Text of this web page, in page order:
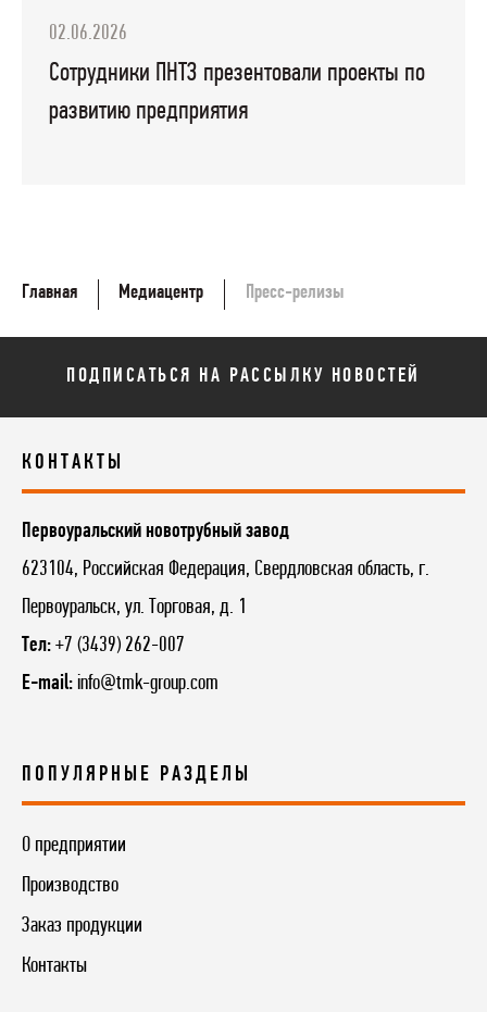
02.06.2026
Сотрудники ПНТЗ презентовали проекты по
развитию предприятия
Главная Медиацентр Пресс-релизы
ПОДПИСАТЬСЯ НА РАССЫЛКУ НОВОСТЕЙ
КОНТАКТЫ
Первоуральский новотрубный завод
623104, Российская Федерация, Свердловская область, г.
Первоуральск, ул. Торговая, д. 1
Тел: +7 (3439) 262-007
E-mail: info@tmk-group.com
ПОПУЛЯРНЫЕ РАЗДЕЛЫ
О предприятии
Производство
Заказ продукции
Контакты